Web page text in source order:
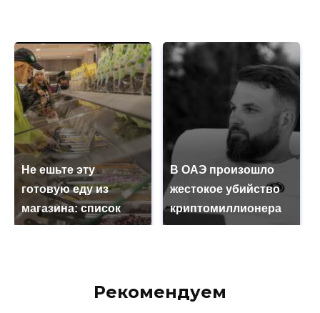
Не ешьте эту
готовую еду из
магазина: список
В ОАЭ произошло
жестокое убийство
криптомиллионера
Рекомендуем